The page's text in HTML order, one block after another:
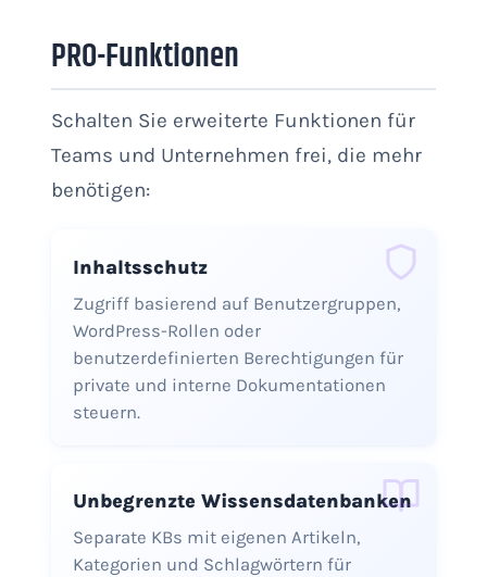
PRO-Funktionen
Schalten Sie erweiterte Funktionen für
Teams und Unternehmen frei, die mehr
benötigen:
Inhaltsschutz
Zugriff basierend auf Benutzergruppen,
WordPress-Rollen oder
benutzerdefinierten Berechtigungen für
private und interne Dokumentationen
steuern.
Unbegrenzte Wissensdatenbanken
Separate KBs mit eigenen Artikeln,
Kategorien und Schlagwörtern für